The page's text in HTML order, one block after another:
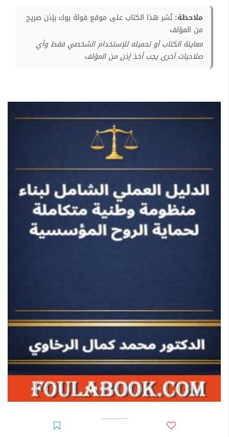
ملاحظة: نُشر هذا الكتاب على موقع فولة بوك بإذن صريح
من المؤلف
معاينة الكتاب أو تحميله للإستخدام الشخصي فقط وأي
صلاحيات أخرى يجب أخذ إذن من المؤلف